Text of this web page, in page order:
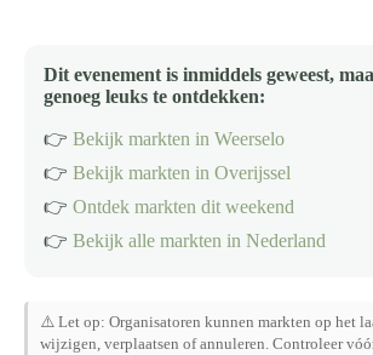
Dit evenement is inmiddels geweest,
genoeg leuks te ontdekken:
👉 Bekijk markten in Weerselo
👉 Bekijk markten in Overijssel
👉 Ontdek markten dit weekend
👉 Bekijk alle markten in Nederland
⚠️ Let op: Organisatoren kunnen markten op het
wijzigen, verplaatsen of annuleren. Controleer